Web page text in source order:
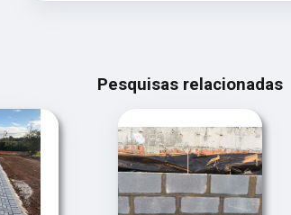
Pesquisas relacionadas